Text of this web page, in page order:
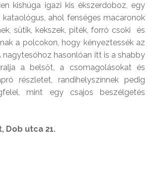
kishúga igazi kis ékszerdoboz, egy
kataológus, ahol fenséges macaronok
sütik, kekszek, piték, forró csoki és
a polcokon, hogy kényeztessék az
nagytesóhoz hasonlóan itt is a shabby
a belsőt, a csomagolásokat és
részletet, randihelyszínnek pedig
mint egy csajos beszélgetés
Dob utca 21.